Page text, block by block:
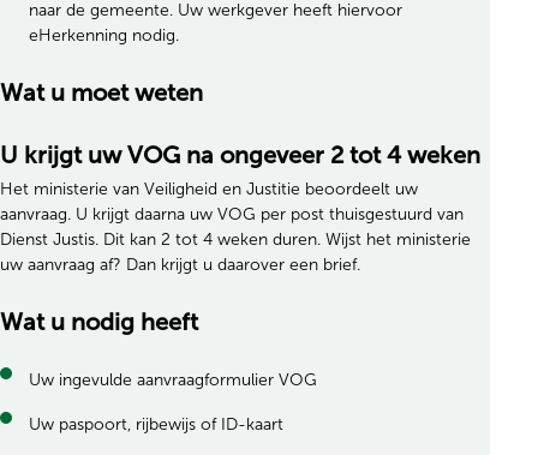
naar de gemeente. Uw werkgever heeft hiervoor
eHerkenning nodig.
Wat u moet weten
U krijgt uw VOG na ongeveer 2 tot 4 weken
Het ministerie van Veiligheid en Justitie beoordeelt uw
aanvraag. U krijgt daarna uw VOG per post thuisgestuurd van
Dienst Justis. Dit kan 2 tot 4 weken duren. Wijst het ministerie
uw aanvraag af? Dan krijgt u daarover een brief.
Wat u nodig heeft
Uw ingevulde aanvraagformulier VOG
Uw paspoort, rijbewijs of ID-kaart